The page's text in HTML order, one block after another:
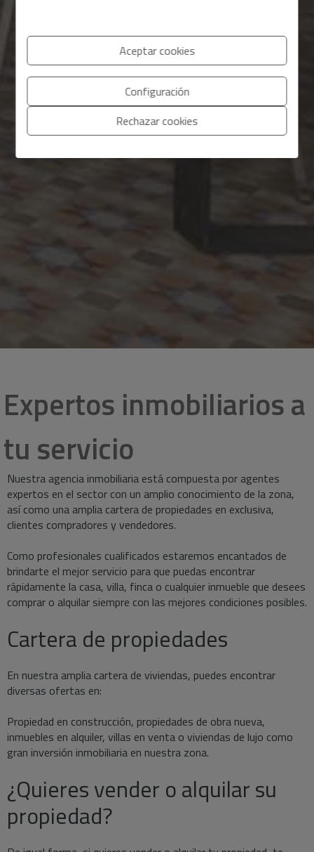
Expertos inmobiliarios a
tu servicio
Nuestra agencia inmobiliaria está compuesta por agentes
expertos en el sector con un amplio conocimiento de la zona,
así como una amplia cartera de propiedades en exclusiva,
clientes compradores y vendedores.
Como profesionales cualificados estaremos encantados de
brindarte el mejor servicio para que puedas encontrar
rápidamente la casa, villa, finca o cualquier inmueble que desees
comprar o alquilar siempre con las mejores condiciones posibles.
Cartera de propiedades
En nuestra amplia cartera de viviendas, puedes encontrar
diversas ofertas en:
Propiedad en construcción, propiedades de obra nueva,
inmuebles en alquiler, villas en venta o viviendas de lujo como
gran inversión inmobiliaria en nuestra zona.
¿Quieres vender o alquilar su
propiedad?
Aceptar cookies
Configuración
Rechazar cookies